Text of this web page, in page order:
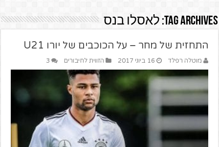
Tag Archives: לאסלו בנס
התחזית של מחר – על הכוכבים של יורו U21
מוטלה רפלד 16 ביוני 2017 הזווית לחיבורים 3